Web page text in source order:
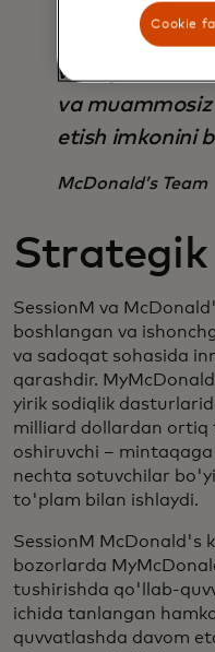
bizga global
bozorlarda
va mijozlarimiz
va
etish imkonini
McDonald’s Team
SessionM va
boshlangan va
va sadoqat sohasida
qarashdir.
yirik sodiqlik
milliard dollardan ortiq
oshiruvchi –
nechta sotuvchilar
to'plam bilan ishlaydi.
SessionM McDonald's
bozorlarda
tushirishda qo'llab-
ichida tanlangan
quvvatlashda davom
Cookie